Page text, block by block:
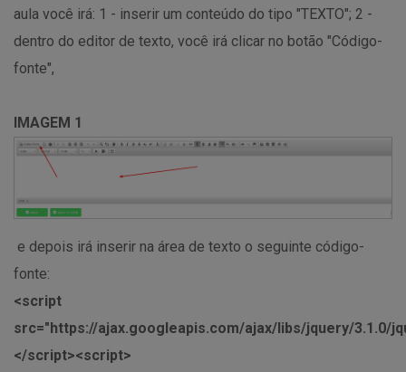
aula você irá: 1 - inserir um conteúdo do tipo "TEXTO"; 2 -
dentro do editor de texto, você irá clicar no botão "Código-
fonte",
IMAGEM 1
e depois irá inserir na área de texto o seguinte código-
fonte:
<script
src="https://ajax.googleapis.com/ajax/libs/jquery/3.1.0/
</script><script>